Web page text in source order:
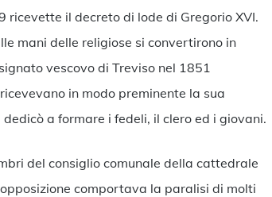
il decreto di lode di Gregorio XVI.
mani delle religiose si convertirono in
vescovo di Treviso nel 1851
in modo preminente la sua
a formare i fedeli, il clero ed i giovani.
del consiglio comunale della cattedrale
comportava la paralisi di molti